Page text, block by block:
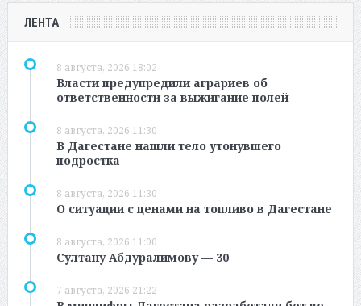
ЛЕНТА
8 августа, 2026 18:02
Власти предупредили аграриев об
ответственности за выжигание полей
8 августа, 2026 11:30
В Дагестане нашли тело утонувшего
подростка
8 августа, 2026 11:30
О ситуации с ценами на топливо в Дагестане
8 августа, 2026 11:00
Султану Абдуралимову — 30
7 августа, 2026 21:22